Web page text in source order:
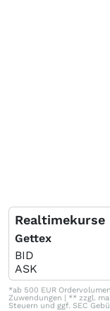
Realtimekurse
Gettex
BID
ASK
*ab 500 EUR
Zuwendungen | ** zzgl.
Steuern und ggf. SEC